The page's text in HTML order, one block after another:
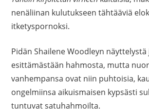
nenäliinan kulutukseen tähtääviä
itketyspornoksi.
Pidän Shailene Woodleyn näyttelystä
esittämästään hahmosta, mutta
vanhempansa ovat niin puhtoisia,
ongelmiinsa aikuismaisen kypsästi
tuntuvat satuhahmoilta.